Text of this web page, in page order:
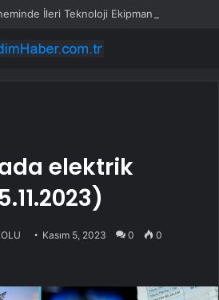
elektrik
Kasım 5, 2023 0 0